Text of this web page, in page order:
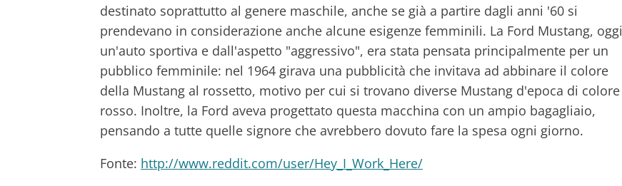
destinato soprattutto al genere maschile, anche se già a partire dagli anni '60 si
prendevano in considerazione anche alcune esigenze femminili. La Ford Mustang, oggi
un'auto sportiva e dall'aspetto "aggressivo", era stata pensata principalmente per un
pubblico femminile: nel 1964 girava una pubblicità che invitava ad abbinare il colore
della Mustang al rossetto, motivo per cui si trovano diverse Mustang d'epoca di colore
rosso. Inoltre, la Ford aveva progettato questa macchina con un ampio bagagliaio,
pensando a tutte quelle signore che avrebbero dovuto fare la spesa ogni giorno.
Fonte: http://www.reddit.com/user/Hey_I_Work_Here/